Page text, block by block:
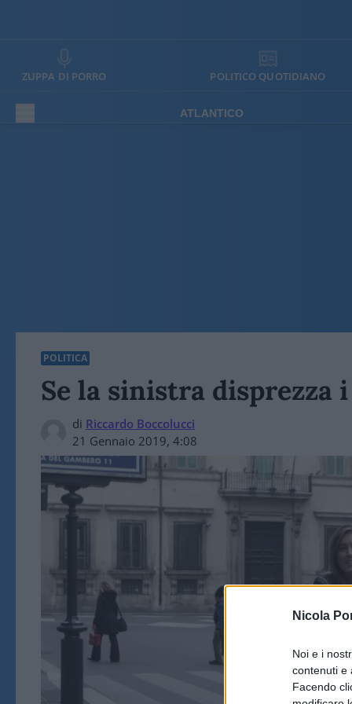
Nicola
Noi e i
contenuti e
Facendo
ZUPPA DI PORRO POLITICO QUOTIDIANO
ATLANTICO
POLITICA
Se la sinistra disprezza
di Riccardo Boccolucci
21 Gennaio 2019, 4:08